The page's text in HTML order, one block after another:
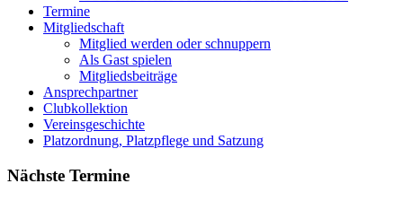
Termine
Mitgliedschaft
Mitglied werden oder schnuppern
Als Gast spielen
Mitgliedsbeiträge
Ansprechpartner
Clubkollektion
Vereinsgeschichte
Platzordnung, Platzpflege und Satzung
Nächste Termine